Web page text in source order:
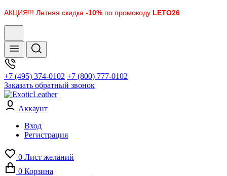
АКЦИЯ!!! Летняя скидка -10% по промокоду LETO26
+7 (495) 374-0102 +7 (800) 777-0102
Заказать обратный звонок
Аккаунт
Вход
Регистрация
0 Лист желаний
0 Корзина